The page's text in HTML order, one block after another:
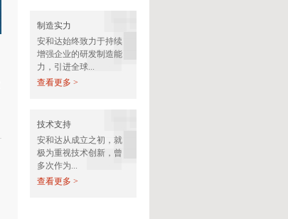
制造实力
安和达始终致力于持续
增强企业的研发制造能
力，引进全球...
查看更多 >
技术支持
安和达从成立之初，就
极为重视技术创新，曾
多次作为...
查看更多 >